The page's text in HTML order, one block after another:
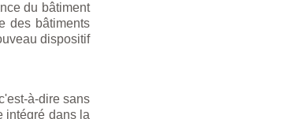
du bâtiment
des bâtiments
dispositif
à-dire sans
intégré dans la